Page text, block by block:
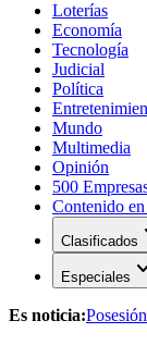
Loterías
Economía
Tecnología
Judicial
Política
Mundo
Multimedia
Opinión
500
Contenido
Clasificados
Especiales
Es noticia: